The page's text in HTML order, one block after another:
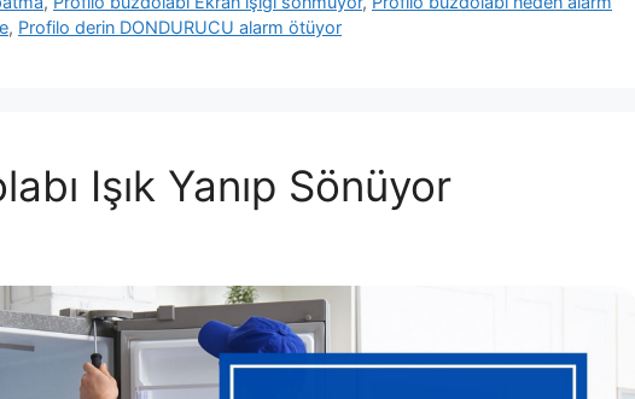
, Profilo derin DONDURUCU alarm ötüyor
Işık Yanıp Sönüyor